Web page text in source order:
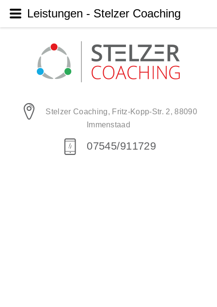
Leistungen - Stelzer Coaching
Stelzer Coaching, Fritz-Kopp-Str. 2, 88090
Immenstaad
07545/911729